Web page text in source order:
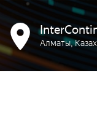
Алматы,